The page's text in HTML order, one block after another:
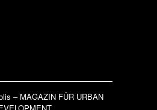
– MAGAZIN FÜR URBAN